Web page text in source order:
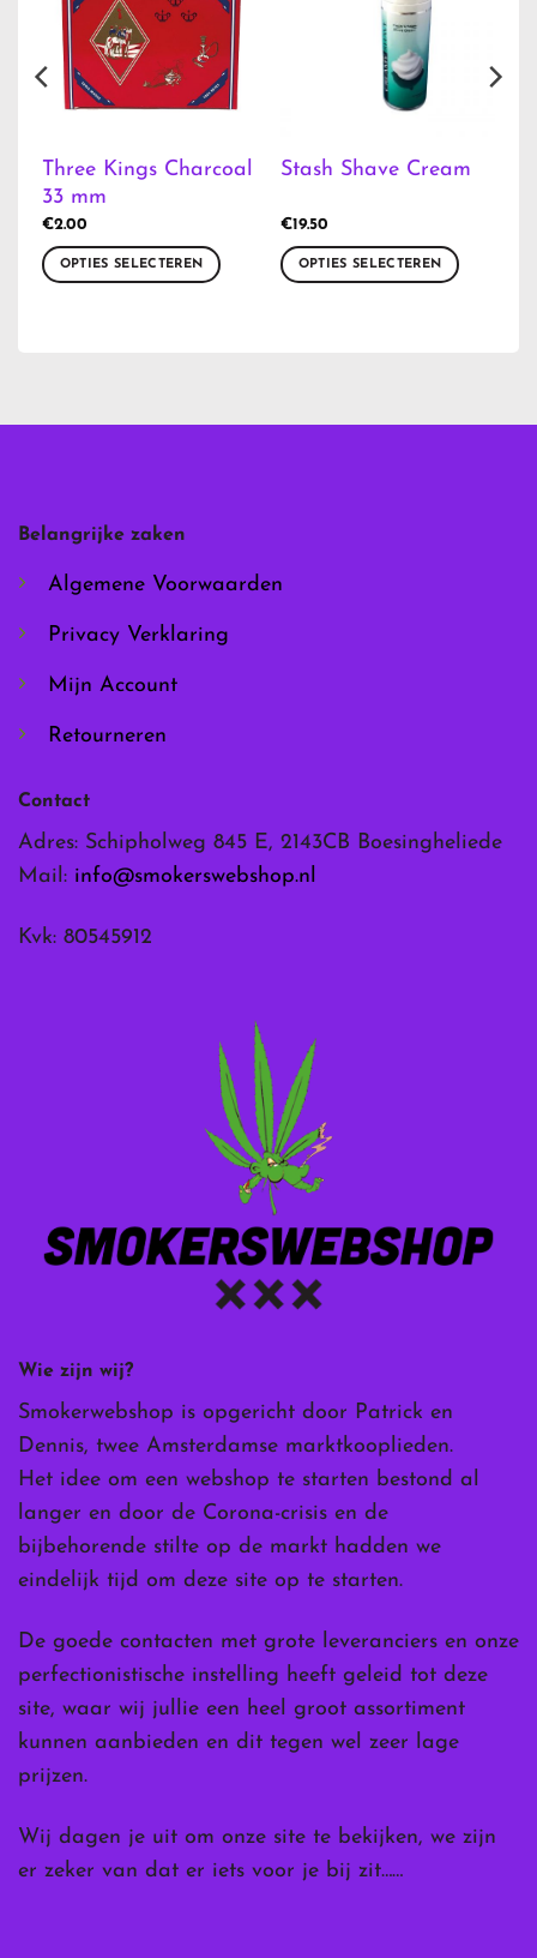
Three Kings Charcoal
33 mm
€2.00
OPTIES SELECTEREN
worden
op
de
productpagina
Stash Shave Cream
€19.50
OPTIES SELECTEREN
Wie zijn wij?
Smokerwebshop is opgericht door Patrick en
Dennis, twee Amsterdamse marktkooplieden.
Het idee om een webshop te starten bestond al
langer en door de Corona-crisis en de
bijbehorende stilte op de markt hadden we
eindelijk tijd om deze site op te starten.
De goede contacten met grote leveranciers en onze
perfectionistische instelling heeft geleid tot deze
site, waar wij jullie een heel groot assortiment
kunnen aanbieden en dit tegen wel zeer lage
prijzen.
Wij dagen je uit om onze site te bekijken, we zijn
er zeker van dat er iets voor je bij zit……
Belangrijke zaken
Algemene Voorwaarden
Privacy Verklaring
Mijn Account
Retourneren
Contact
Adres: Schipholweg 845 E, 2143CB Boesingheliede
Mail: info@smokerswebshop.nl
Kvk: 80545912